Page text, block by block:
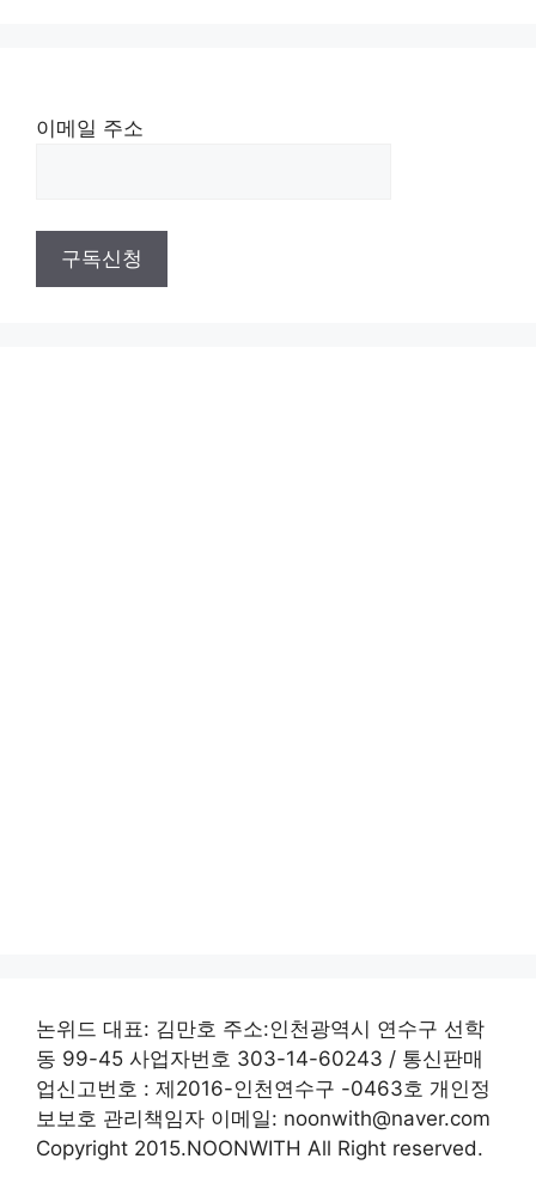
이메일 주소
논위드 대표: 김만호 주소:인천광역시 연수구 선학
동 99-45 사업자번호 303-14-60243 / 통신판매
업신고번호 : 제2016-인천연수구 -0463호 개인정
보보호 관리책임자 이메일: noonwith@naver.com
Copyright 2015.NOONWITH All Right reserved.